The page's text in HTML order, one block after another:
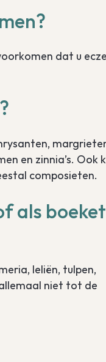
dat u
en zinnia’s. Ook
composieten.
als
leliën, tulpen,
niet tot de